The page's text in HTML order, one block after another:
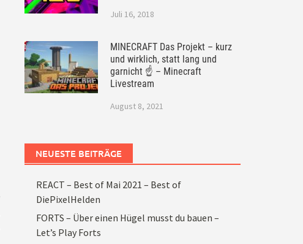
Juli 16, 2018
MINECRAFT Das Projekt – kurz
und wirklich, statt lang und
garnicht ☝ – Minecraft
Livestream
August 8, 2021
NEUESTE BEITRÄGE
REACT – Best of Mai 2021 – Best of
DiePixelHelden
FORTS – Über einen Hügel musst du bauen –
Let’s Play Forts